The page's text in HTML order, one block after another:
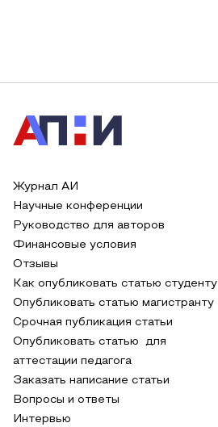
Журнал АИ
Научные конференции
Руководство для авторов
Финансовые условия
Отзывы
Как опубликовать статью студенту
Опубликовать статью магистранту
Срочная публикация статьи
Опубликовать статью для
аттестации педагога
Заказать написание статьи
Вопросы и ответы
Интервью